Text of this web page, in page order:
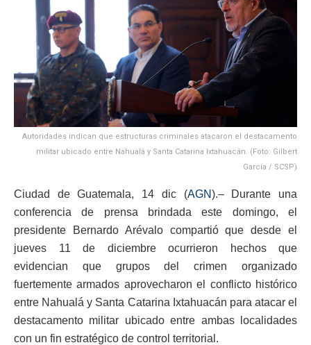
Autoridades indican que estructuras criminales atacaron el destacamento
militar ubicado entre Nahualá y Santa Catarina Ixtahuacán. (Foto: Gilbert
García / SCSP)
Ciudad de Guatemala, 14 dic (AGN).– Durante una
conferencia de prensa brindada este domingo, el
presidente Bernardo Arévalo compartió que desde el
jueves 11 de diciembre ocurrieron hechos que
evidencian que grupos del crimen organizado
fuertemente armados aprovecharon el conflicto histórico
entre Nahualá y Santa Catarina Ixtahuacán para atacar el
destacamento militar ubicado entre ambas localidades
con un fin estratégico de control territorial.